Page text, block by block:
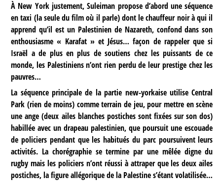
À New York justement, Suleiman propose d’abord une séquence
en taxi (la seule du film où il parle) dont le chauffeur noir à qui il
apprend qu’il est un Palestinien de Nazareth, confond dans son
enthousiasme « Karafat » et Jésus… façon de rappeler que si
Israël a de plus en plus de soutiens chez les puissants de ce
monde, les Palestiniens n’ont rien perdu de leur prestige chez les
pauvres…
La séquence principale de la partie new-yorkaise utilise Central
Park (rien de moins) comme terrain de jeu, pour mettre en scène
une ange (deux ailes blanches postiches sont fixées sur son dos)
habillée avec un drapeau palestinien, que poursuit une escouade
de policiers pendant que les habitués du parc poursuivent leurs
activités. La chorégraphie se termine par une mêlée digne du
rugby mais les policiers n’ont réussi à attraper que les deux ailes
postiches, la figure allégorique de la Palestine s’étant volatilisée…